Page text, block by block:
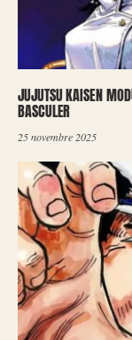
JUJUTSU KAISEN
BASCULER
25 novembre 2025